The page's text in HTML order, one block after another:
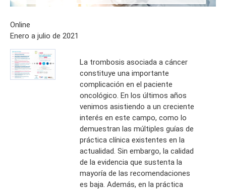
Online
Enero a julio de 2021
La trombosis asociada a cáncer
constituye una importante
complicación en el paciente
oncológico. En los últimos años
venimos asistiendo a un creciente
interés en este campo, como lo
demuestran las múltiples guías de
práctica clínica existentes en la
actualidad. Sin embargo, la calidad
de la evidencia que sustenta la
mayoría de las recomendaciones
es baja. Además, en la práctica